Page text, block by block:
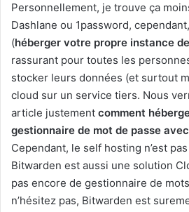
Personnellement, je trouve ça
Dashlane ou 1password,
(héberger votre propre instance
rassurant pour toutes les
stocker leurs données (et surtout
cloud sur un service tiers. Nous
article justement comment
gestionnaire de mot de passe
Cependant, le self hosting n’est
Bitwarden est aussi une solution
pas encore de gestionnaire de
n’hésitez pas, Bitwarden est